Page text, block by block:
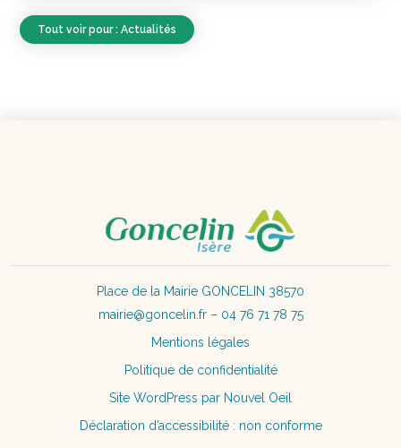
Tout voir pour : Actualités
Place de la Mairie GONCELIN 38570
mairie@goncelin.fr – 04 76 71 78 75
Mentions légales
Politique de confidentialité
Site WordPress par Nouvel Oeil
Déclaration d’accessibilité : non conforme